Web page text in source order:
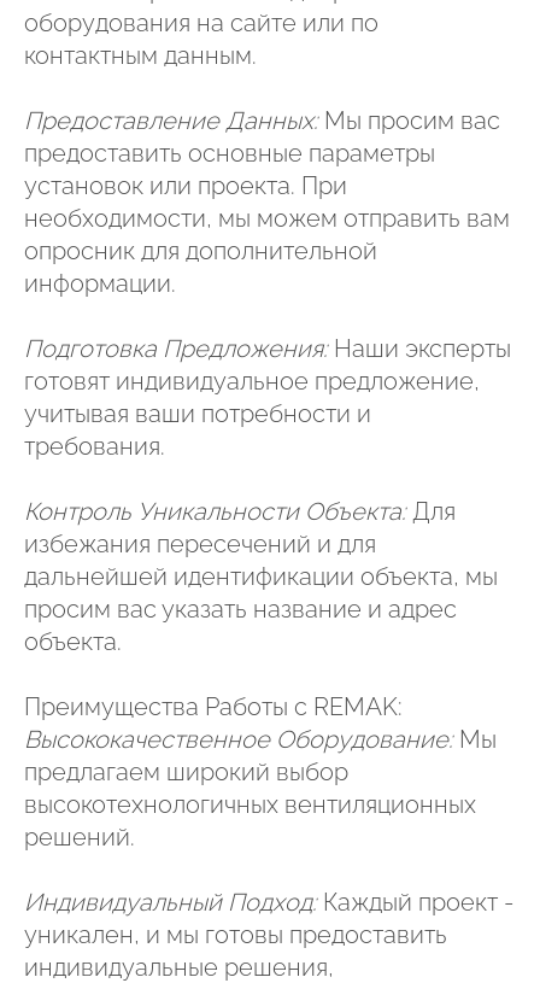
оборудования на сайте или по
контактным данным.
Предоставление Данных:Мы просим вас
предоставить основные параметры
установок или проекта. При
необходимости, мы можем отправить вам
опросник для дополнительной
информации.
Подготовка Предложения:Наши эксперты
готовят индивидуальное предложение,
учитывая ваши потребности и
требования.
Контроль Уникальности Объекта: Для
избежания пересечений и для
дальнейшей идентификации объекта, мы
просим вас указать название и адрес
объекта.
Преимущества Работы с REMAK:
Высококачественное Оборудование:Мы
предлагаем широкий выбор
высокотехнологичных вентиляционных
решений.
Индивидуальный Подход: Каждый проект -
уникален, и мы готовы предоставить
индивидуальные решения,